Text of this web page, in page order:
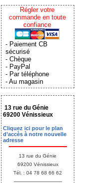
Régler votre
commande en toute
confiance
- Paiement CB
sécurisé
- Chèque
- PayPal
- Par téléphone
- Au magasin
13 rue du Génie
69200 Vénissieux
Cliquez ici pour le plan
d’accès à notre nouvelle
adresse
13 rue du Génie
69200 Vénissieux
Tél. : 04 78 68 66 62